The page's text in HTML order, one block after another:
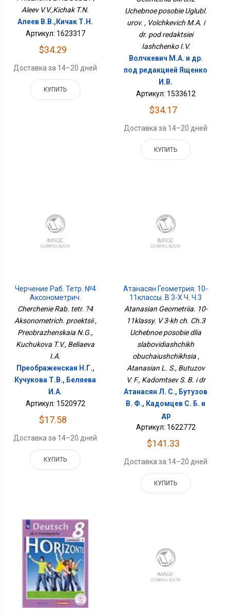
Aleev V.V.,Kichak T.N.
Алеев В.В.,Кичак Т.Н.
Артикул: 1623317
$34.29
Доставка за 14–20 дней
КУПИТЬ
Uchebnoe posobie Uglubl.
urov. , Volchkevich M.A. i
dr. pod redaktsiei
Iashchenko I.V.
Волчкевич М.А. и др.
под редакцией Ященко
И.В.
Артикул: 1533612
$34.17
Доставка за 14–20 дней
КУПИТЬ
Черчение Раб. Тетр. №4
Аксонометрич.
Проекции
Cherchenie Rab. tetr. ?4
Aksonometrich. proektsii ,
Preobrazhenskaia N.G.,
Kuchukova T.V., Beliaeva
I.A.
Преображенская Н.Г.,
Кучукова Т.В., Беляева
И.А.
Артикул: 1520972
$17.58
Доставка за 14–20 дней
КУПИТЬ
Атанасян Геометрия. 10-
11классы. В 3-Х Ч. Ч.3
Учебное Пособие Для
Обучающихся
Atanasian Geometriia. 10-
11klassy. V 3-kh ch. Ch.3
Uchebnoe posobie dlia
slabovidiashchikh
obuchaiushchikhsia ,
Atanasian L. S., Butuzov
V. F., Kadomtsev S. B. i dr
Атанасян Л. С., Бутузов
В. Ф., Кадомцев С. Б. и
др
Артикул: 1622772
$141.33
Доставка за 14–20 дней
КУПИТЬ